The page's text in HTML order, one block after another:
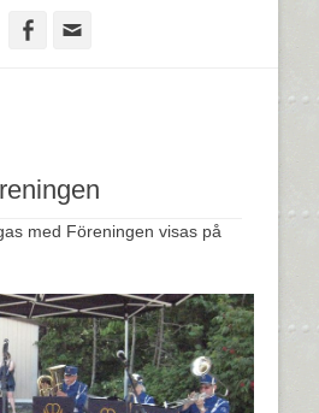
Facebook
med Föreningen visas på